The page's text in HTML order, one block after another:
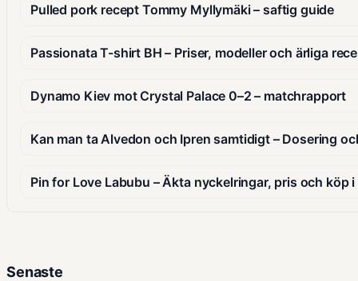
Pulled pork recept Tommy Myllymäki – saftig guide
Passionata T-shirt BH – Priser, modeller och ärliga
Dynamo Kiev mot Crystal Palace 0–2 – matchrapport
Kan man ta Alvedon och Ipren samtidigt – Dosering
Pin for Love Labubu – Äkta nyckelringar, pris och köp i
Senaste